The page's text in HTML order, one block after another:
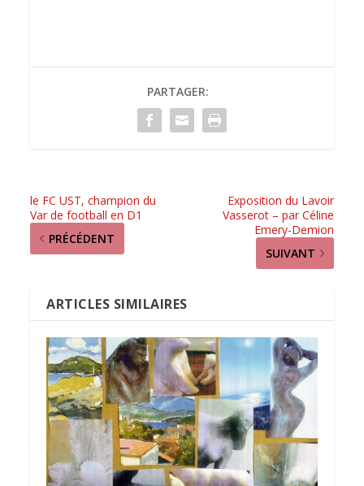
PARTAGER:
le FC UST, champion du
Var de football en D1
PRÉCÉDENT
Exposition du Lavoir
Vasserot – par Céline
Emery-Demion
SUIVANT
ARTICLES SIMILAIRES